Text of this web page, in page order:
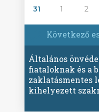
31
1 2
Következő
Általános
fiataloknak és a
zaklatásmentes
kihelyezett